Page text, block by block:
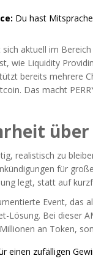
Du hast
aktuell im
wie Liquidity
bereits mehrere
Das macht
über
realistisch zu
für
legt, statt auf
Event, das
Lösung. Bei dieser
an Token,
einen zufälligen